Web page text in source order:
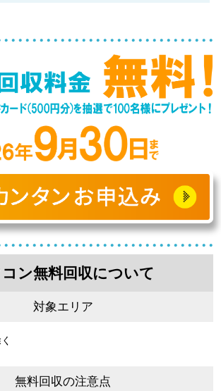
ン無料回収について
対象エリア
無料回収の注意点